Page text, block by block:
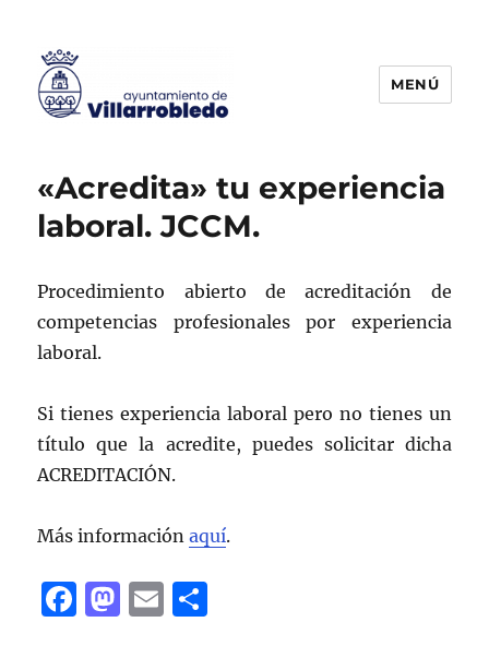
MENÚ
«Acredita» tu experiencia
laboral. JCCM.
Procedimiento abierto de acreditación de
competencias profesionales por experiencia
laboral.
Si tienes experiencia laboral pero no tienes un
título que la acredite, puedes solicitar dicha
ACREDITACIÓN.
Más informaciónaquí.
F
M E